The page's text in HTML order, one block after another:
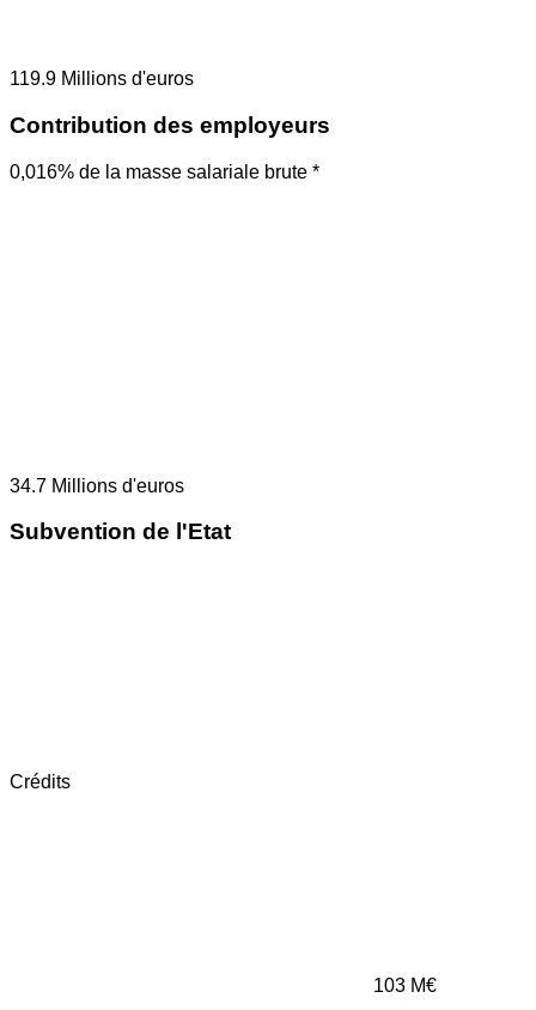
119.9 Millions d'euros
Contribution des employeurs
0,016% de la masse salariale brute *
34.7 Millions d'euros
Subvention de l'Etat
Crédits
103 M€